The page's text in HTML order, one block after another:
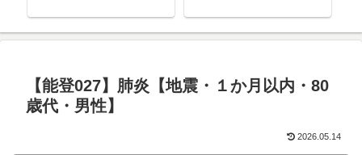
【能登027】肺炎【地震・１か月以内・80
歳代・男性】
2026.05.14